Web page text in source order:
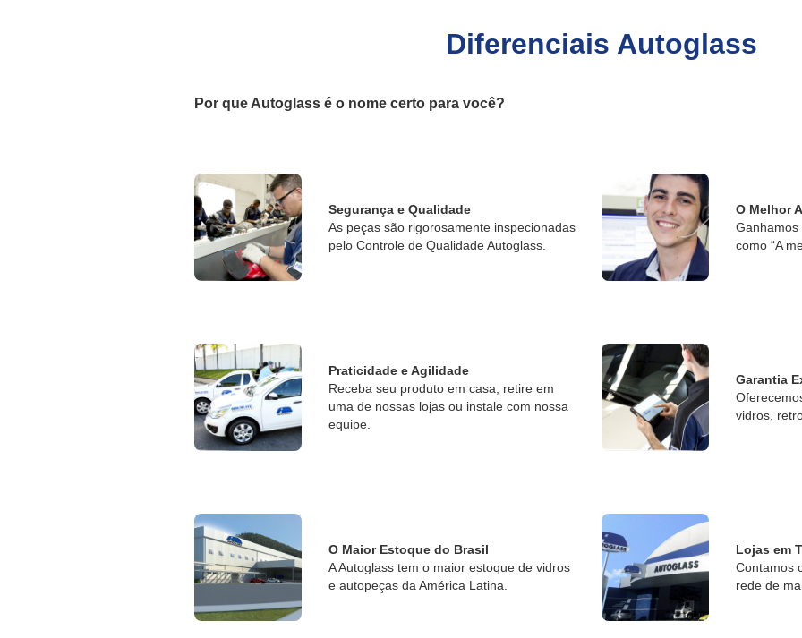
Diferenciais Autoglass
Por que Autoglass é o nome certo para você?
Segurança e Qualidade
As peças são rigorosamente inspecionadas
pelo Controle de Qualidade Autoglass.
O Melhor
Ganhamos
como “A
Praticidade e Agilidade
Receba seu produto em casa, retire em
uma de nossas lojas ou instale com nossa
equipe.
Garantia
vidros,
O Maior Estoque do Brasil
A Autoglass tem o maior estoque de vidros
e autopeças da América Latina.
Lojas em
Contamos
rede de